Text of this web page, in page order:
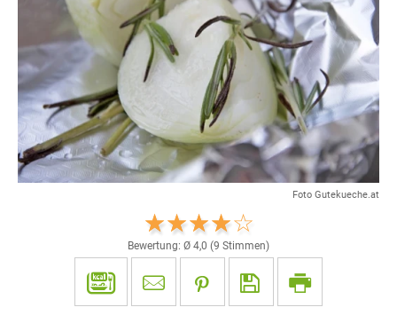
Foto Gutekueche.at
Bewertung: Ø 4,0 (9 Stimmen)